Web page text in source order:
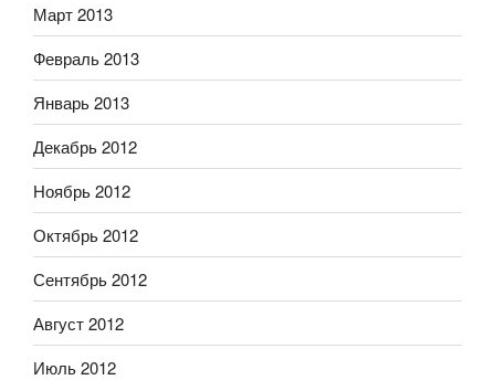
Март 2013
Февраль 2013
Январь 2013
Декабрь 2012
Ноябрь 2012
Октябрь 2012
Сентябрь 2012
Август 2012
Июль 2012